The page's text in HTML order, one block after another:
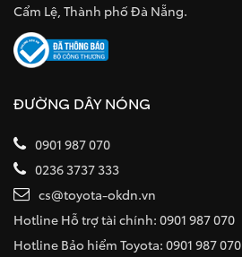
Cẩm Lệ, Thành phố Đà Nẵng.
ĐƯỜNG DÂY NÓNG
0901 987 070
0236 3737 333
cs@toyota-okdn.vn
Hotline Hỗ trợ tài chính: 0901 987 070
Hotline Bảo hiểm Toyota: 0901 987 070